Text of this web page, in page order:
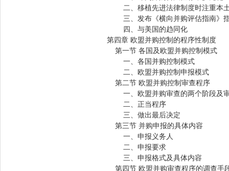
二、移植先进法律制度时注重本土
三、发布《横向并购评估指南》
四、与美国的趋同化
第四章 欧盟并购控制的程序性制度
第一节 各国及欧盟并购控制模式
一、各国并购控制模式
二、欧盟并购控制申报模式
第二节 欧盟并购控制审查程序
一、欧盟并购审查的两个阶段及
二、正当程序
三、做出最后决定
第三节 并购申报的具体内容
一、申报义务人
二、申报要求
三、申报格式及具体内容
第四节 欧盟并购审查程序的调查手